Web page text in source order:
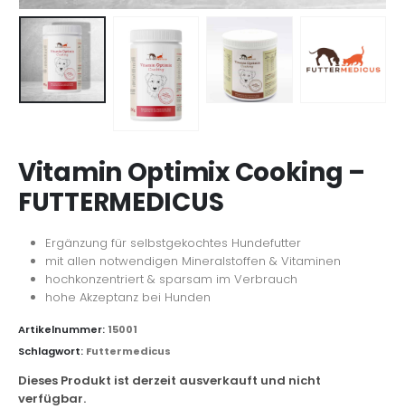
Vitamin Optimix Cooking –
FUTTERMEDICUS
Ergänzung für selbstgekochtes Hundefutter
mit allen notwendigen Mineralstoffen & Vitaminen
hochkonzentriert & sparsam im Verbrauch
hohe Akzeptanz bei Hunden
Artikelnummer: 15001
Schlagwort: Futtermedicus
Dieses Produkt ist derzeit ausverkauft und nicht
verfügbar.